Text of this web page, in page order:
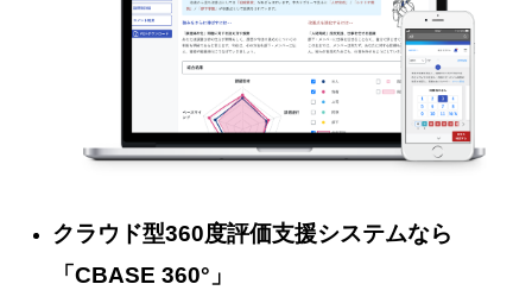
クラウド型360度評価支援システムなら
「CBASE 360°」